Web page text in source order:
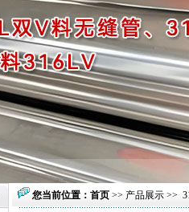
您当前位置： 首页 >> 产品展示 >>